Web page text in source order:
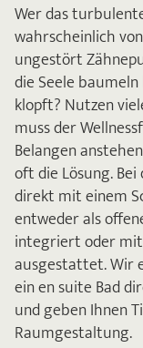
Wer das
wahrscheinlich
ungestört
die Seele baumeln
klopft? Nutzen
muss der
Belangen
oft die Lösung.
direkt mit einem
entweder als
integriert oder
ausgestattet. Wir
ein en suite Bad
und geben Ihnen
Raumgestaltung.